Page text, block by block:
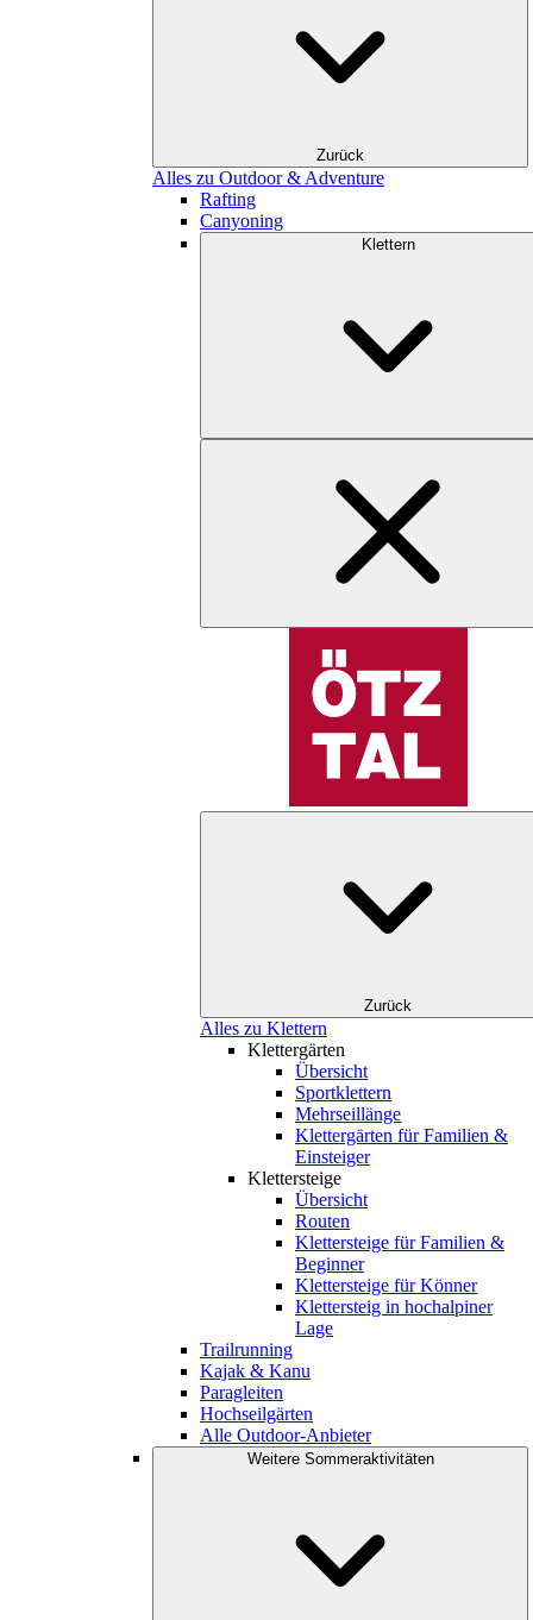
Zurück
Alles zu Outdoor & Adventure
Rafting
Canyoning
Klettern
Zurück
Alles zu Klettern
Klettergärten
Übersicht
Sportklettern
Mehrseillänge
Klettergärten für Familien &
Einsteiger
Klettersteige
Übersicht
Routen
Klettersteige für Familien &
Beginner
Klettersteige für Könner
Klettersteig in hochalpiner
Lage
Trailrunning
Kajak & Kanu
Paragleiten
Hochseilgärten
Alle Outdoor-Anbieter
Weitere Sommeraktivitäten